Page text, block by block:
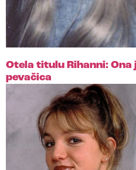
Otela titulu Rihanni: Ona
pevačica